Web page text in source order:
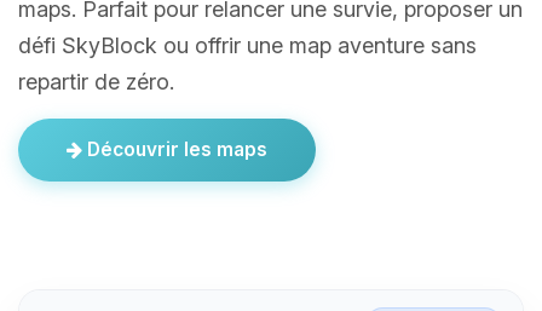
maps. Parfait pour relancer une survie, proposer un
défi SkyBlock ou offrir une map aventure sans
repartir de zéro.
Découvrir les maps